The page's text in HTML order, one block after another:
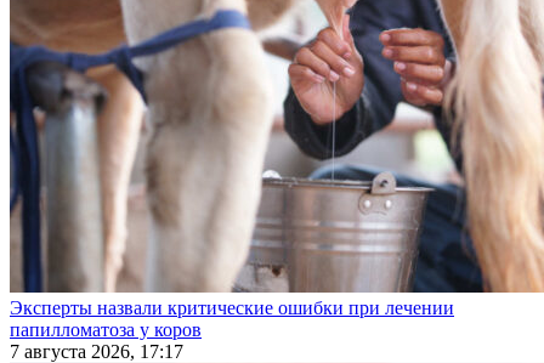
Эксперты назвали критические ошибки при лечении
папилломатоза у коров
7 августа 2026, 17:17